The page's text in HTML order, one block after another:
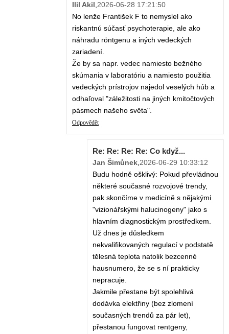
Ilil Akil 2026-06-28 17:21:50
No lenže František F to nemyslel ako
riskantnú súčasť psychoterapie, ale ako
náhradu röntgenu a iných vedeckých
zariadení.
Že by sa napr. vedec namiesto bežného
skúmania v laboratóriu a namiesto použitia
vedeckých prístrojov najedol veselých húb a
odhaľoval "záležitosti na jiných kmitočtových
pásmech našeho světa".
Odpovědět
Re: Re: Re: Re: Co když...
Jan Šimůnek 2026-06-29 10:33:12
Budu hodně ošklivý: Pokud převládnou
některé současné rozvojové trendy,
pak skončíme v medicíně s nějakými
"vizionářskými halucinogeny" jako s
hlavním diagnostickým prostředkem.
Už dnes je důsledkem
nekvalifikovaných regulací v podstatě
tělesná teplota natolik bezcenné
hausnumero, že se s ní prakticky
nepracuje.
Jakmile přestane být spolehlivá
dodávka elektřiny (bez zlomení
současných trendů za pár let),
přestanou fungovat rentgeny,